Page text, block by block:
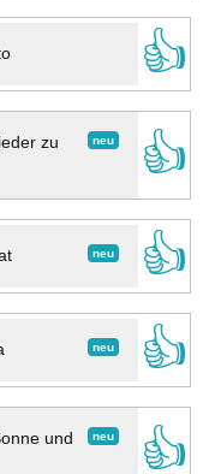
👍
neu
zu
👍
neu
👍
neu
👍
neu
und
👍